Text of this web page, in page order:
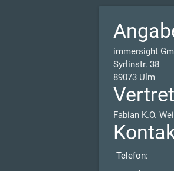
immersight
Syrlinstr. 38
89073 Ulm
Fabian K.O.
Telefon: